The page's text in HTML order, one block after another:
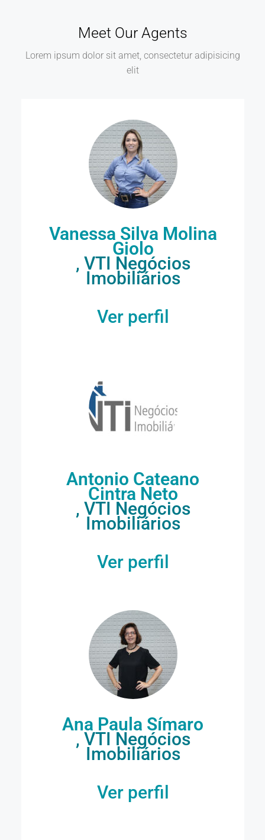
Meet Our Agents
Lorem ipsum dolor sit amet, consectetur adipisicing
elit
Vanessa Silva Molina
Giolo
, VTI Negócios
Imobiliários
Ver perfil
Antonio Cateano
Cintra Neto
, VTI Negócios
Imobiliários
Ver perfil
Ana Paula Símaro
, VTI Negócios
Imobiliários
Ver perfil